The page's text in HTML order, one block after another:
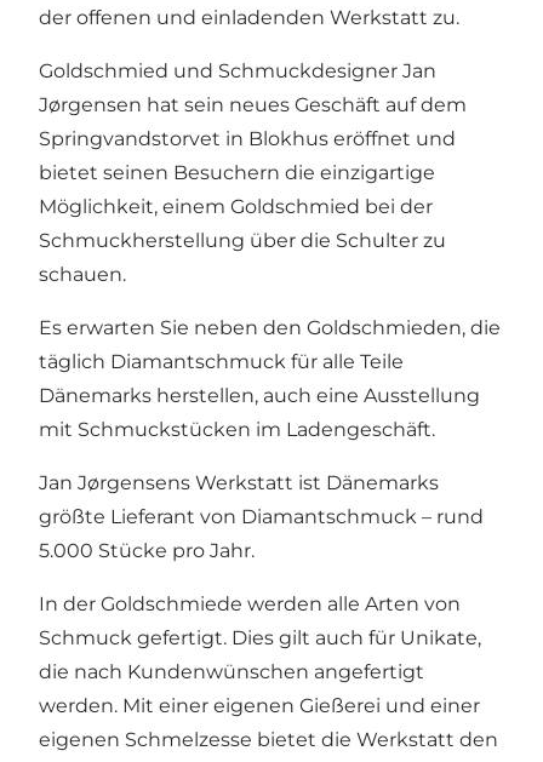
der offenen und einladenden Werkstatt zu.
Goldschmied und Schmuckdesigner Jan
Jørgensen hat sein neues Geschäft auf dem
Springvandstorvet in Blokhus eröffnet und
bietet seinen Besuchern die einzigartige
Möglichkeit, einem Goldschmied bei der
Schmuckherstellung über die Schulter zu
schauen.
Es erwarten Sie neben den Goldschmieden, die
täglich Diamantschmuck für alle Teile
Dänemarks herstellen, auch eine Ausstellung
mit Schmuckstücken im Ladengeschäft.
Jan Jørgensens Werkstatt ist Dänemarks
größte Lieferant von Diamantschmuck – rund
5.000 Stücke pro Jahr.
In der Goldschmiede werden alle Arten von
Schmuck gefertigt. Dies gilt auch für Unikate,
die nach Kundenwünschen angefertigt
werden. Mit einer eigenen Gießerei und einer
eigenen Schmelzesse bietet die Werkstatt den